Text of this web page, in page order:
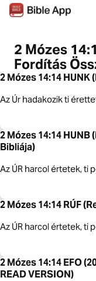
2 Mózes
Fordítás
2 Mózes 14:14 HUNK
Az Úr hadakozik ti
2 Mózes 14:14
Bibliája)
Az ÚR harcol értetek, ti
2 Mózes 14:14 RÚF
Az ÚR harcol értetek, ti
2 Mózes 14:14 EFO
READ VERSION)